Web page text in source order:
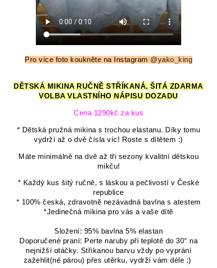
Pro více foto koukněte na Instagram @yako_king
DĚTSKÁ MIKINA RUČNĚ STŘÍKANÁ, ŠITÁ ZDARMA
VOLBA VLASTNÍHO NÁPISU DOZADU
Cena 1290kč za kus
* Dětská pružná mikina s trochou elastanu. Díky tomu
vydrží až o dvě čísla víc! Roste s dítětem :)
Máte minimálně na dvě až tři sezony kvalitní dětskou
mikču!
* Každý kus šitý ručně, s láskou a pečlivostí v České
republice
* 100% česká, zdravotně nezávadná bavlna s atestem
*Jedinečná mikina pro vás a vaše dítě
Složení: 95% bavlna 5% elastan
Doporučené praní: Perte naruby při teplotě do 30° na
nejnižší otáčky. Stříkanou barvu vždy po vyprání
zažehlit(né párou) přes utěrku, vydrží vám déle :)